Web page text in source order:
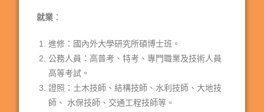
就業 ：
進修：國內外大學研究所碩博士班。
公務人員：高普考、特考、專門職業及技術人員
高等考試。
證照：土木技師、結構技師、水利技師、大地技
師、 水保技師、交通工程技師等。